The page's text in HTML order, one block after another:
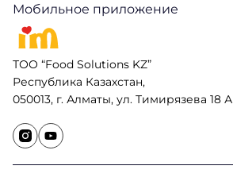
Мобильное приложение
ТОО “Food Solutions KZ”
Республика Казахстан,
050013, г. Алматы, ул. Тимирязева 18 А